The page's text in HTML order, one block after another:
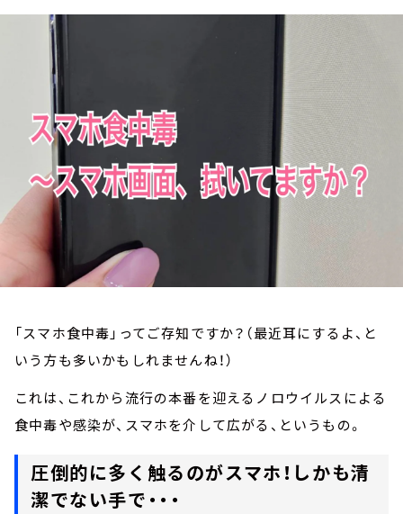
トピックス
TBS Podcast
お知らせ
イベント・グッズ
YouTube
会社情報
「スマホ食中毒」ってご存知ですか？（最近耳にするよ、と
いう方も多いかもしれませんね！）
これは、これから流行の本番を迎えるノロウイルスによる
食中毒や感染が、スマホを介して広がる、というもの。
圧倒的に多く触るのがスマホ！しかも清
潔でない手で・・・